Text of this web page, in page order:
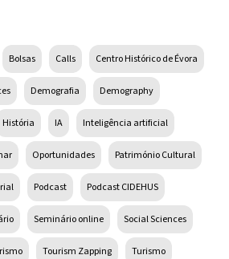
Bolsas Calls Centro Histórico de Évora
Demografia Demography
História IA Inteligência artificial
Oportunidades Património Cultural
Podcast Podcast CIDEHUS
Seminário online Social Sciences
Tourism Zapping Turismo